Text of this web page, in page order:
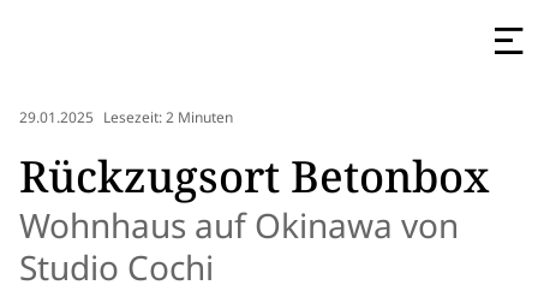
29.01.2025 Lesezeit: 2 Minuten
Rückzugsort Betonbox
Wohnhaus auf Okinawa von
Studio Cochi